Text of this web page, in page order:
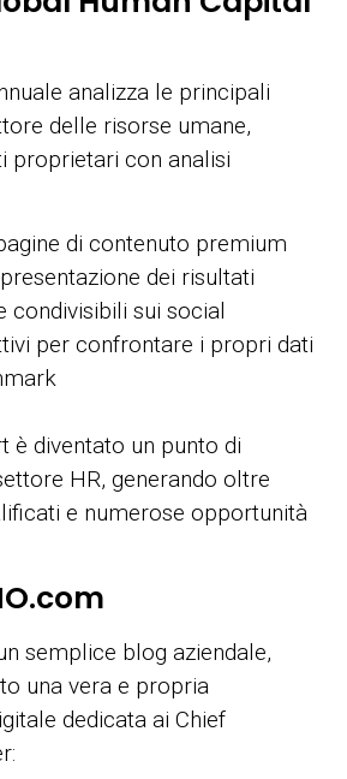
analizza le principali
delle risorse umane,
proprietari con analisi
di contenuto premium
dei risultati
condivisibili sui social
per confrontare i propri dati
è diventato un punto di
HR, generando oltre
e numerose opportunità
semplice blog aziendale,
una vera e propria
dedicata ai Chief